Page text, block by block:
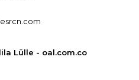
Lülle - oal.com.co